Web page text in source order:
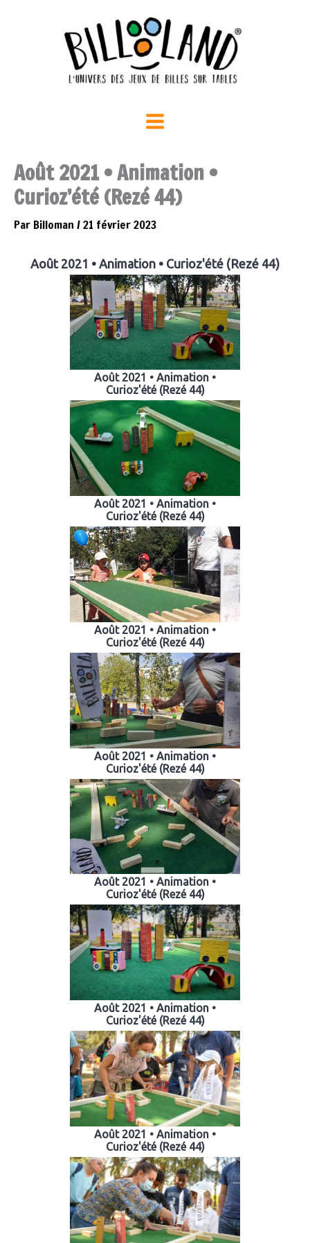
Août 2021 • Animation •
Curioz’été (Rezé 44)
Par Billoman /21 février 2023
Août 2021 • Animation • Curioz'été (Rezé 44)
Août 2021 • Animation •
Curioz'été (Rezé 44)
Août 2021 • Animation •
Curioz'été (Rezé 44)
Août 2021 • Animation •
Curioz'été (Rezé 44)
Août 2021 • Animation •
Curioz'été (Rezé 44)
Août 2021 • Animation •
Curioz'été (Rezé 44)
Août 2021 • Animation •
Curioz'été (Rezé 44)
Août 2021 • Animation •
Curioz'été (Rezé 44)